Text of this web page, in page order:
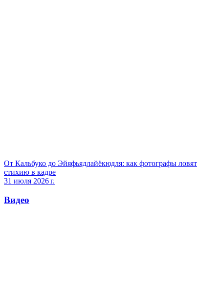
От Кальбуко до Эйяфьядлайёкюдля: как фотографы ловят
стихию в кадре
31 июля 2026 г.
Видео